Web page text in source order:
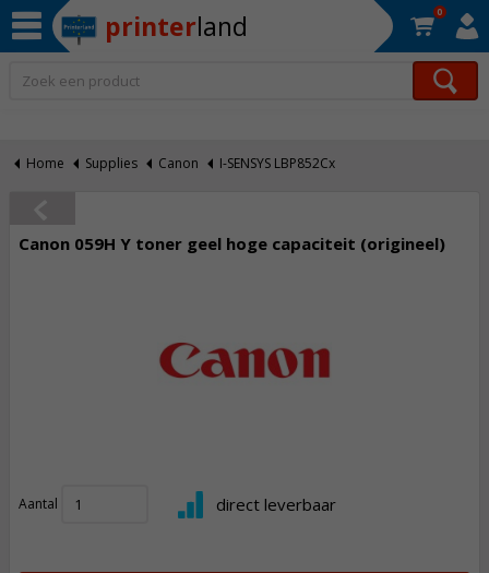
printerland 0
Home Supplies Canon I-SENSYS LBP852Cx
Canon 059H Y toner geel hoge capaciteit (origineel)
Aantal direct leverbaar